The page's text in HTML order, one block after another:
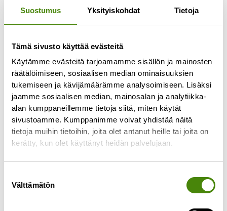
Suostumus Yksityiskohdat Tietoja
Tämä sivusto käyttää evästeitä
Käytämme evästeitä tarjoamamme sisällön ja mainosten
räätälöimiseen, sosiaalisen median ominaisuuksien
tukemiseen ja kävijämäärämme analysoimiseen. Lisäksi
jaamme sosiaalisen median, mainosalan ja analytiikka-
alan kumppaneillemme tietoja siitä, miten käytät
sivustoamme. Kumppanimme voivat yhdistää näitä
tietoja muihin tietoihin, joita olet antanut heille tai joita on
kerätty, kun olet käyttänyt heidän palvelujaan.
valinta
Välttämätön
Jäteastioiden
tyhjennyspäivissä muutoksia
toukokuussa
27.4.2026
Alavieskan, Himangan, Kalajoen, Merijärven,
Pyhäjoen ja Oulaisten alueen jätekuljetusten
urakoitsija vaihtuu toukokuun 2026 alussa.
jätekuljetusten reitit muuttuvat
Lue lisää »